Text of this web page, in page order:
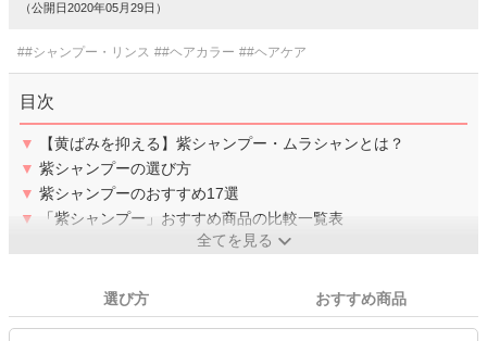
（公開日2020年05月29日）
##シャンプー・リンス ##ヘアカラー ##ヘアケア
目次
▼
【黄ばみを抑える】紫シャンプー・ムラシャンとは？
▼ 紫シャンプーの選び方
▼ 紫シャンプーのおすすめ17選
▼
「紫シャンプー」おすすめ商品の比較一覧表
全てを見る
選び方 おすすめ商品